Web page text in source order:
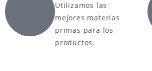
Utilizamos las
mejores materias
primas para los
productos.